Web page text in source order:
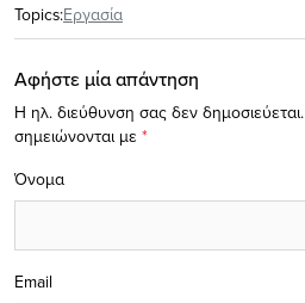
Topics:Eργασία
Αφήστε μία απάντηση
Η ηλ. διεύθυνση σας δεν δημοσιεύεται.
σημειώνονται με *
Όνομα
Email